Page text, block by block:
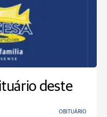
deste
OBITUÁRIO